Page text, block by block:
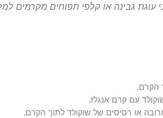
עוגת גבינה או קלפי תפוחים מקרמים
הקרם.
עם קרם אנגלז.
או רסיסים של שוקולד לתוך הקרם.